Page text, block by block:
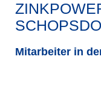
Mitarbeiter in